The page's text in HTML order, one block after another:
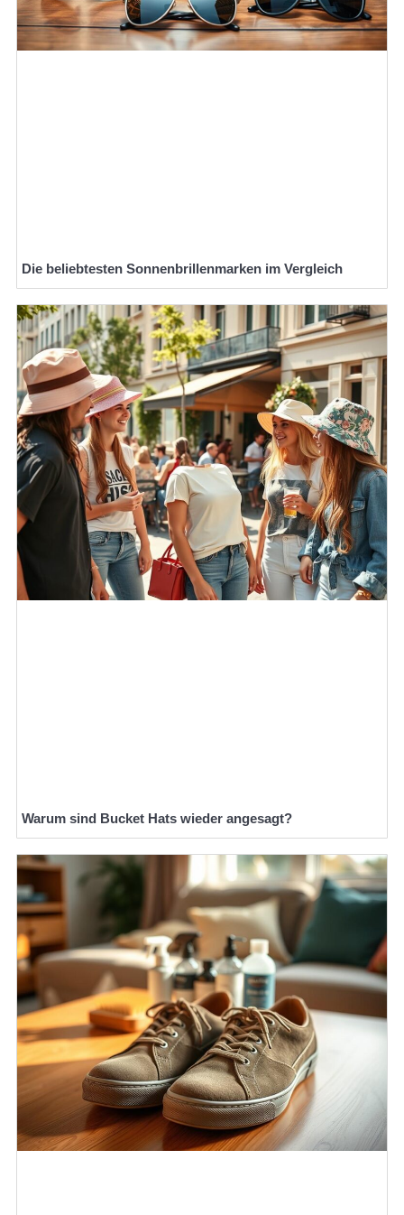
Die beliebtesten Sonnenbrillenmarken im Vergleich
Warum sind Bucket Hats wieder angesagt?